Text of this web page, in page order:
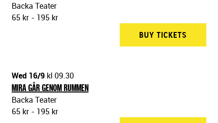
Backa Teater
65 kr - 195 kr
BUY TICKETS
Wed 16/9 kl 09.30
MIRA GÅR GENOM RUMMEN
Backa Teater
65 kr - 195 kr